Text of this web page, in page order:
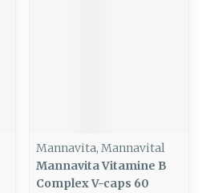
Mannavita, Mannavital
Mannavita Vitamine B
Complex V-caps 60